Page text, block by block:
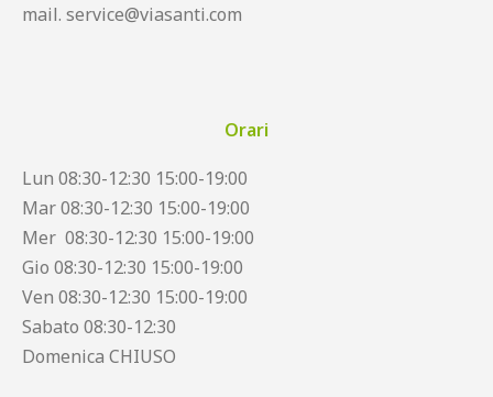
mail. service@viasanti.com
Orari
Lun 08:30-12:30 15:00-19:00
Mar 08:30-12:30 15:00-19:00
Mer 08:30-12:30 15:00-19:00
Gio 08:30-12:30 15:00-19:00
Ven 08:30-12:30 15:00-19:00
Sabato 08:30-12:30
Domenica CHIUSO